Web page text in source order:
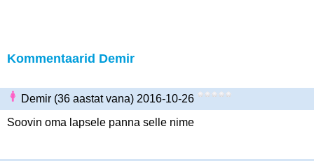
Kommentaarid Demir
Demir (36 aastat vana) 2016-10-26
Soovin oma lapsele panna selle nime